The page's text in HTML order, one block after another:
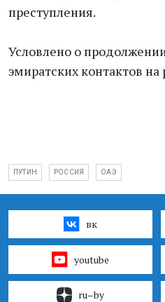
преступления.
Условлено о
эмиратских контактов
ПУТИН РОССИЯ ОАЭ
вк
youtube
ru–by